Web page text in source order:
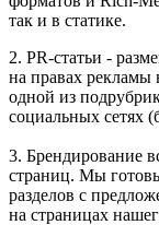
так и в статике.
2. PR-статьи -
на правах рекламы
одной из
социальных сетях
3. Брендирование
страниц. Мы
разделов с
на страницах